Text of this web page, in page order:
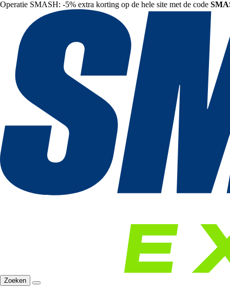
Operatie SMASH: -5% extra korting op de hele site met de code
Zoeken